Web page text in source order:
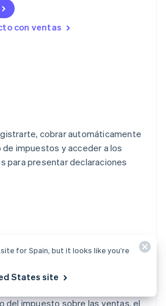
con ventas
cobrar automáticamente
impuestos y acceder a los
para presentar declaraciones
del impuesto sobre las ventas, el
China
for Spain, but it looks like you’re
States site